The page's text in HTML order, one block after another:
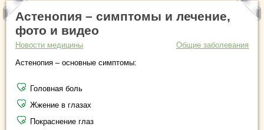
Астенопия – симптомы и лечение,
фото и видео
Новости медицины
Общие заболевания
Астенопия – основные симптомы:
Головная боль
Жжение в глазах
Покраснение глаз